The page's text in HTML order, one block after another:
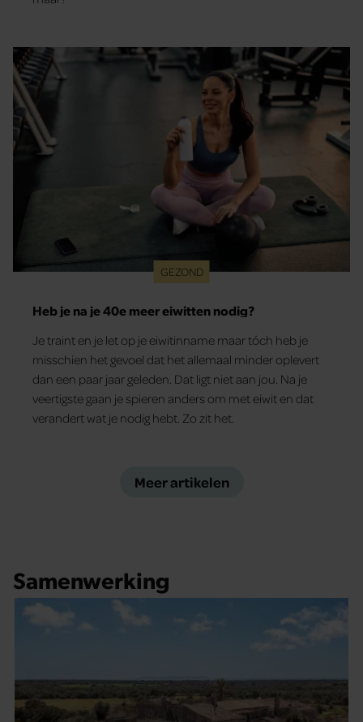
GEZOND
Heb je na je 40e meer eiwitten nodig?
Je traint en je let op je eiwitinname maar tóch heb je
misschien het gevoel dat het allemaal minder oplevert
dan een paar jaar geleden. Dat ligt niet aan jou. Na je
veertigste gaan je spieren anders om met eiwit en dat
verandert wat je nodig hebt. Zo zit het.
Meer artikelen
Samenwerking